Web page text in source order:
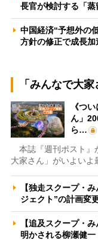
長官が検討する「
中国経済“予想外の
方針の修正で成長
「みんなで大
《つ
ん」
ら…
本誌『週刊ポスト』
大家さん」がいよいよ
【独走スクープ・
ジェクト”の計画変
【追及スクープ・
明かされる柳瀬健